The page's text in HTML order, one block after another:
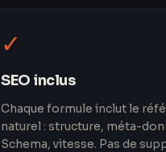
✓
SEO inclus
Chaque formule inclut le
naturel : structure, méta-
Schema, vitesse. Pas de